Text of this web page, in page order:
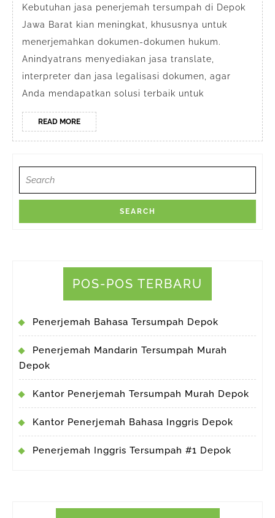
di
Depok
Jawa
Barat
Kebutuhan jasa penerjemah tersumpah di Depok
Jawa Barat kian meningkat, khususnya untuk
menerjemahkan dokumen-dokumen hukum.
Anindyatrans menyediakan jasa translate,
interpreter dan jasa legalisasi dokumen, agar
Anda mendapatkan solusi terbaik untuk
READ MOREREAD
MORE
for:
POS-POS TERBARU
Penerjemah Bahasa Tersumpah Depok
Penerjemah Mandarin Tersumpah Murah
Depok
Kantor Penerjemah Tersumpah Murah Depok
Kantor Penerjemah Bahasa Inggris Depok
Penerjemah Inggris Tersumpah #1 Depok